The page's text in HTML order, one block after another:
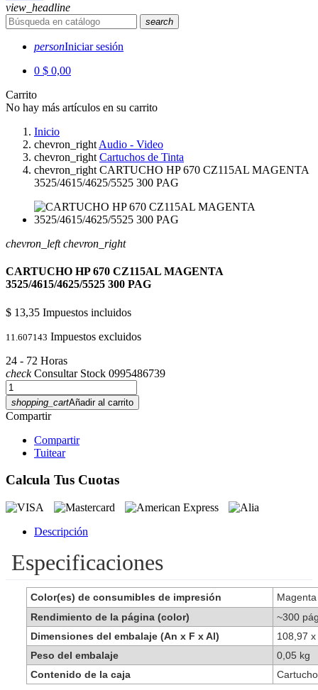
view_headline
search
personIniciar sesión
0 $ 0,00
Carrito
No hay más artículos en su carrito
Inicio
chevron_right Audio - Video
chevron_right Cartuchos de Tinta
chevron_right CARTUCHO HP 670 CZ115AL MAGENTA
3525/4615/4625/5525 300 PAG
chevron_left chevron_right
CARTUCHO HP 670 CZ115AL MAGENTA
3525/4615/4625/5525 300 PAG
$ 13,35 Impuestos incluidos
11.607143 Impuestos excluidos
24 - 72 Horas
checkConsultar Stock 0995486739
shopping_cartAñadir al carrito
Compartir
Compartir
Tuitear
Calcula Tus Cuotas
Descripción
Especificaciones
Color(es) de consumibles de impresión
Rendimiento de la página (color)
~300
Dimensiones del embalaje (An x F x Al)
108,97
Peso del embalaje
0,05 kg
Contenido de la caja